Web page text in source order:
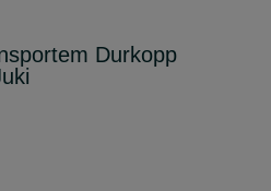
Durkopp